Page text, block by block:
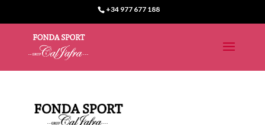
+34 977 677 188